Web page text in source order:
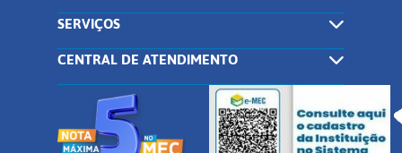
SERVIÇOS
CENTRAL DE ATENDIMENTO